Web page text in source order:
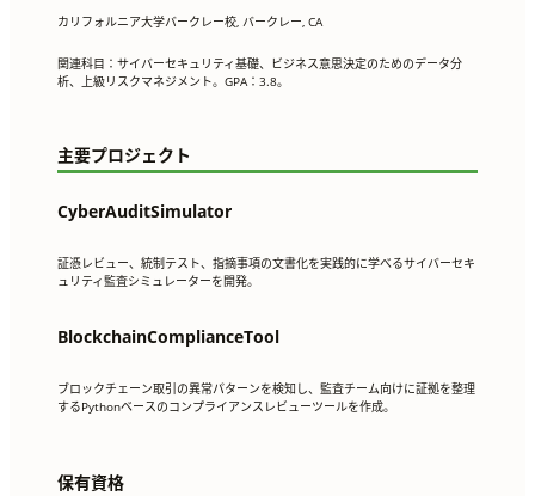
カリフォルニア大学バークレー校, バークレー, CA
関連科目：サイバーセキュリティ基礎、ビジネス意思決定のためのデータ分
析、上級リスクマネジメント。GPA：3.8。
主要プロジェクト
CyberAuditSimulator
証憑レビュー、統制テスト、指摘事項の文書化を実践的に学べるサイバーセキ
ュリティ監査シミュレーターを開発。
BlockchainComplianceTool
ブロックチェーン取引の異常パターンを検知し、監査チーム向けに証拠を整理
するPythonベースのコンプライアンスレビューツールを作成。
保有資格